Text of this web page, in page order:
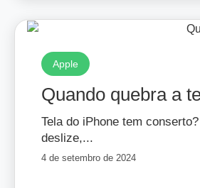
Apple
Quando quebra a
Tela do iPhone tem
deslize,...
4 de setembro de 2024